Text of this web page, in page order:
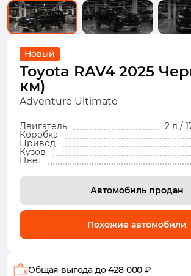
Новый
Toyota RAV4 2025
км)
Adventure Ultimate
Двигатель 2 л /
Коробка
Привод
Кузов
Цвет
Автомобиль продан
Похожие автомобили
Общая выгода до 428 000 ₽